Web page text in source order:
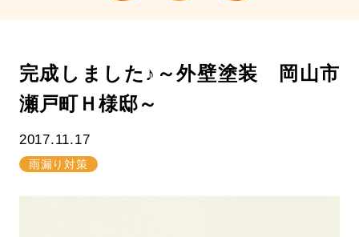
完成しました♪～外壁塗装 岡山市
瀬戸町Ｈ様邸～
2017.11.17
雨漏り対策